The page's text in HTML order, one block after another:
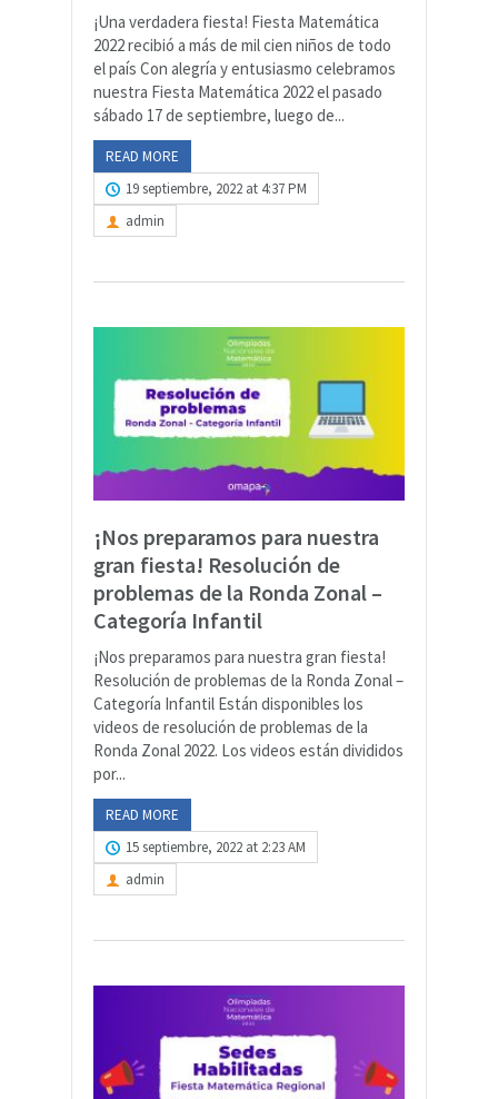
¡Una verdadera fiesta! Fiesta Matemática
2022 recibió a más de mil cien niños de todo
el país Con alegría y entusiasmo celebramos
nuestra Fiesta Matemática 2022 el pasado
sábado 17 de septiembre, luego de...
READ MORE
19 septiembre, 2022 at 4:37 PM
admin
¡Nos preparamos para nuestra
gran fiesta! Resolución de
problemas de la Ronda Zonal –
Categoría Infantil
¡Nos preparamos para nuestra gran fiesta!
Resolución de problemas de la Ronda Zonal –
Categoría Infantil Están disponibles los
videos de resolución de problemas de la
Ronda Zonal 2022. Los videos están divididos
por...
READ MORE
15 septiembre, 2022 at 2:23 AM
admin